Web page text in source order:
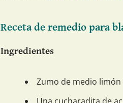
Receta de remedio para
Ingredientes
Zumo de medio limón